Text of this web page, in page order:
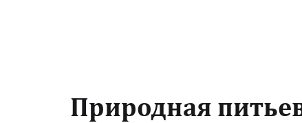
Природная